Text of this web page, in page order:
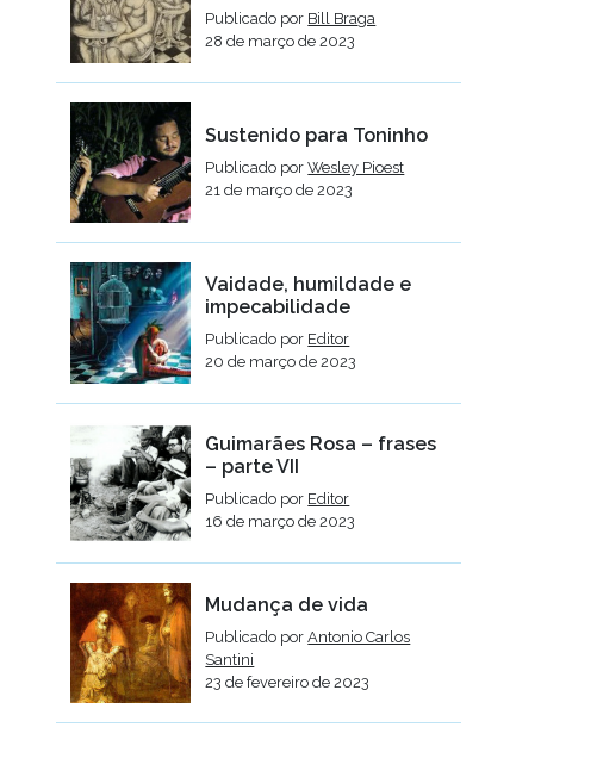
Publicado por Bill Braga
28 de março de 2023
Sustenido para Toninho
Publicado porWesley Pioest
21 de março de 2023
Vaidade, humildade e
impecabilidade
Publicado por Editor
20 de março de 2023
Guimarães Rosa – frases
– parte VII
Publicado por Editor
16 de março de 2023
Mudança de vida
Publicado porAntonio Carlos
Santini
23 de fevereiro de 2023